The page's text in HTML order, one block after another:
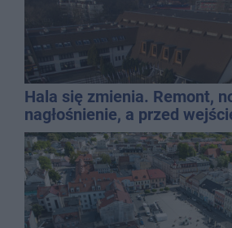
Hala się zmienia. Remont,
nagłośnienie, a przed
QEMETICA ARENA